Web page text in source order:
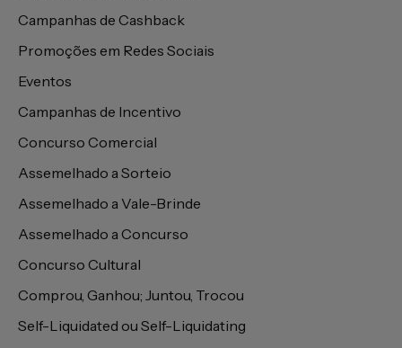
Campanhas de Cashback
Promoções em Redes Sociais
Eventos
Campanhas de Incentivo
Concurso Comercial
Assemelhado a Sorteio
Assemelhado a Vale-Brinde
Assemelhado a Concurso
Concurso Cultural
Comprou, Ganhou; Juntou, Trocou
Self-Liquidated ou Self-Liquidating